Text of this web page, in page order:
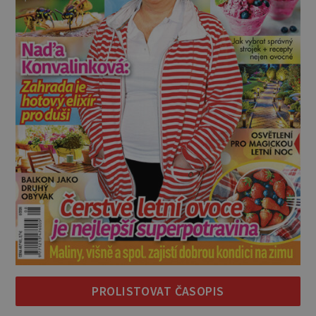
PROLISTOVAT ČASOPIS